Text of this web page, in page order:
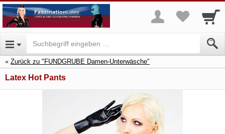
Zurück zu "FUNDGRUBE Damen-Unterwäsche"
Latex Hot Pants